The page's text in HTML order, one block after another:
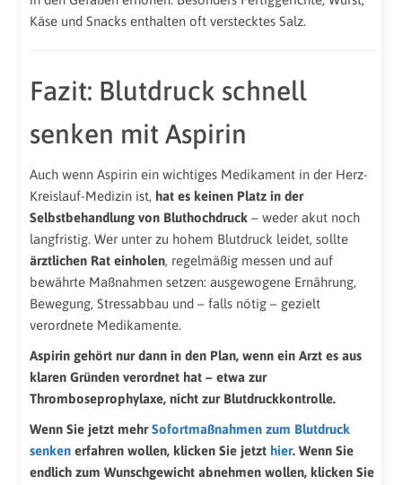
Käse und Snacks enthalten oft verstecktes Salz.
Fazit: Blutdruck schnell
senken mit Aspirin
Auch wenn Aspirin ein wichtiges Medikament in der Herz-
Kreislauf-Medizin ist, hat es keinen Platz in der
Selbstbehandlung von Bluthochdruck – weder akut noch
langfristig. Wer unter zu hohem Blutdruck leidet, sollte
ärztlichen Rat einholen, regelmäßig messen und auf
bewährte Maßnahmen setzen: ausgewogene Ernährung,
Bewegung, Stressabbau und – falls nötig – gezielt
verordnete Medikamente.
Aspirin gehört nur dann in den Plan, wenn ein Arzt es aus
klaren Gründen verordnet hat – etwa zur
Thromboseprophylaxe, nicht zur Blutdruckkontrolle.
Wenn Sie jetzt mehrSofortmaßnahmen zum Blutdruck
senken erfahren wollen, klicken Sie jetzt hier. Wenn Sie
endlich zum Wunschgewicht abnehmen wollen, klicken Sie